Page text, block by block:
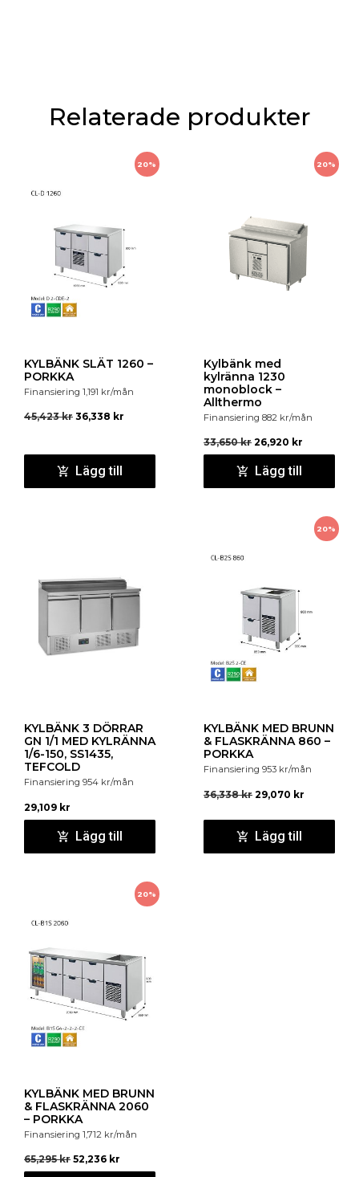
Relaterade produkter
20%
KYLBÄNK SLÄT 1260 –
PORKKA
Finansiering 1,191 kr/mån
45,423kr 36,338 kr
Lägg till
20%
Kylbänk med
kylränna 1230
monoblock –
Allthermo
Finansiering 882 kr/mån
33,650kr 26,920 kr
Lägg till
KYLBÄNK 3 DÖRRAR
GN 1/1 MED KYLRÄNNA
1/6-150, SS1435,
TEFCOLD
Finansiering 954 kr/mån
29,109 kr
Lägg till
20%
KYLBÄNK MED BRUNN
& FLASKRÄNNA 860 –
PORKKA
Finansiering 953 kr/mån
36,338kr 29,070 kr
Lägg till
20%
KYLBÄNK MED BRUNN
& FLASKRÄNNA 2060
– PORKKA
Finansiering 1,712 kr/mån
65,295kr 52,236 kr